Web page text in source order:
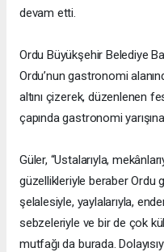
devam etti.
Ordu Büyükşehir Belediye
Ordu’nun gastronomi
altını çizerek, düzenlenen
çapında gastronomi yarışına
Güler, “Ustalarıyla,
güzellikleriyle beraber Ordu
şelalesiyle, yaylalarıyla,
sebzeleriyle ve bir de çok
mutfağı da burada.